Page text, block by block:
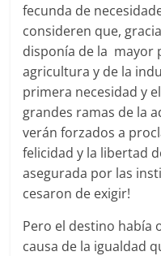
fecunda de
consideren que,
disponía de la mayor
agricultura y de la
primera necesidad y
grandes ramas de la
verán forzados a
felicidad y la libertad
asegurada por las
cesaron de exigir!
Pero el destino había
causa de la igualdad